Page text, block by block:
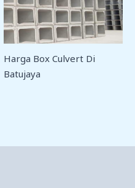
Harga Box Culvert Di
Batujaya